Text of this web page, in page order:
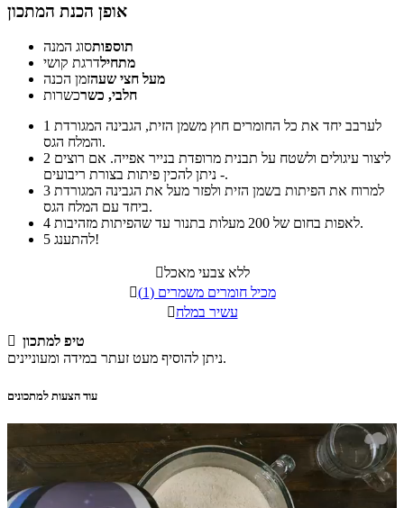
אופן הכנת המתכון
תוספותסוג המנה
מתחילדרגת קושי
מעל חצי שעהזמן הכנה
חלבי, כשרכשרות
1
והמלח הגס.
2
- ניתן להכין פיתות בצורת ריבועים.
3
ביחד עם המלח הגס.
4
לאפות בחום של 200 מעלות בתנור עד שהפיתות מזהיבות.
5
להתענג!
ללא צבעי מאכל

מכיל חומרים משמרים (1)
עשיר במלח
 טיפ למתכון
ניתן להוסיף מעט זעתר במידה ומעוניינים.
עוד הצעות למתכונים